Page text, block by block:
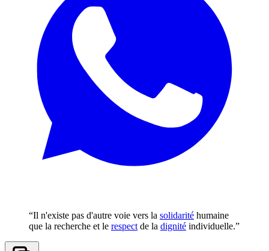
“Il n'existe pas d'autre voie vers la solidarité humaine
que la recherche et le respect de la dignité individuelle.”